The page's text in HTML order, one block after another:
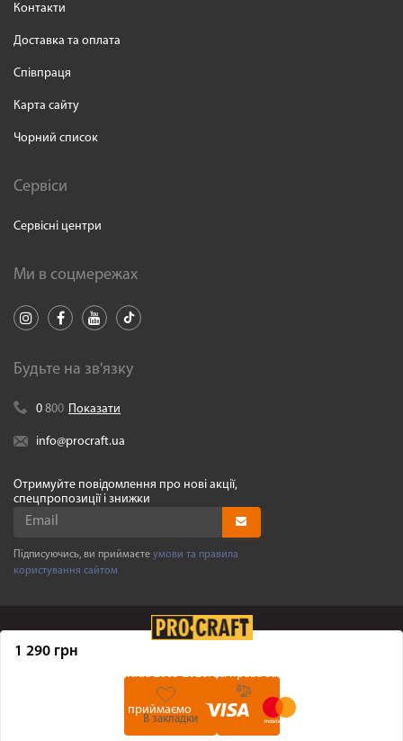
1 290 грн
В закладки
Контакти
Доставка та оплата
Співпраця
Карта сайту
Чорний список
Сервіси
Сервісні центри
Ми в соцмережах
Будьте на зв'язку
0 800 Показати
info@procraft.ua
Отримуйте повідомлення про нові акції,
спецпропозиції і знижки
Підписуючись, ви приймаєте умови та правила
користування сайтом
Procraft.ua2005-2026. Усі права захищенні
Ми приймаємо